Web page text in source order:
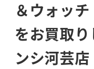
＆ウォッチ
をお買取
ンシ河芸店